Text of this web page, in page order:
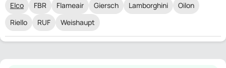
Elco
FBR Flameair Giersch Lamborghini
Oilon
Riello
RUF Weishaupt